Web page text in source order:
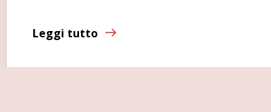
Leggi tutto